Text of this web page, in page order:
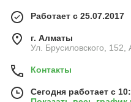
Работает с 25.07.2017
г. Алматы
Ул. Брусиловского, 152,
Контакты
Сегодня работает с